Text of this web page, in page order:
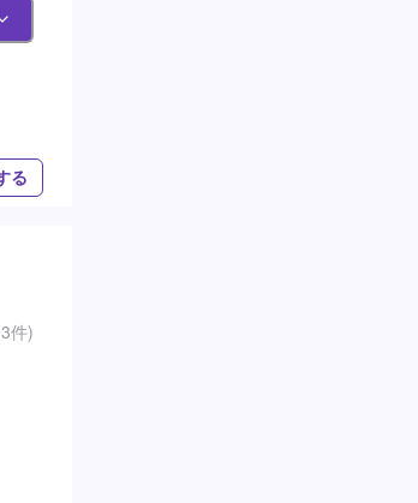
る
件)